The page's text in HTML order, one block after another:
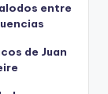
entre
de Juan